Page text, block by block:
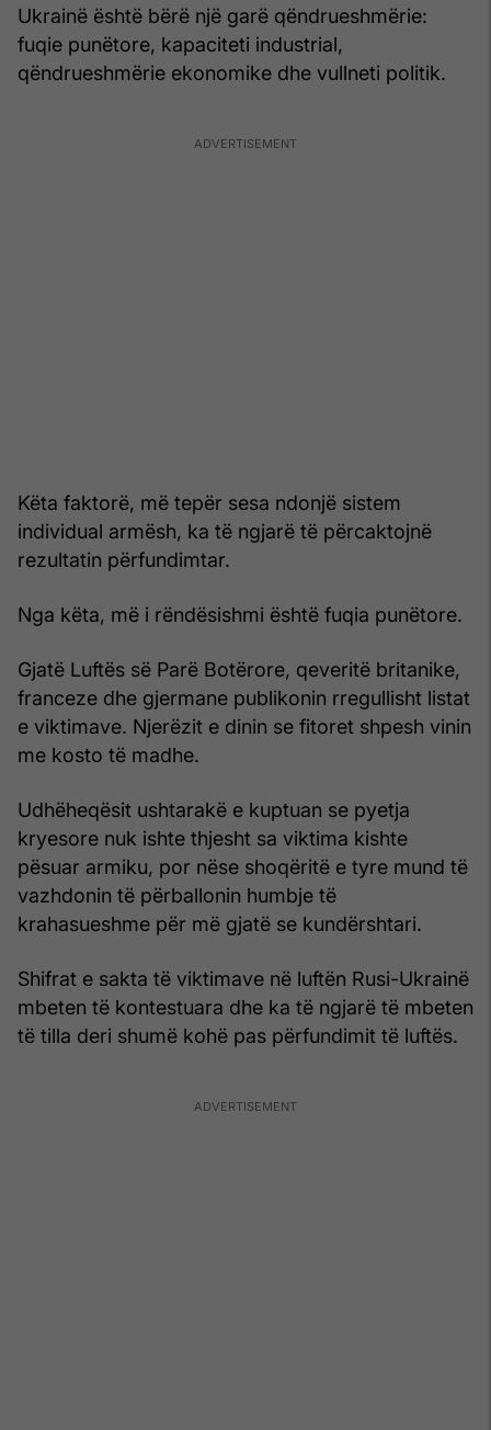
Ukrainë është bërë një garë qëndrueshmërie:
fuqie punëtore, kapaciteti industrial,
qëndrueshmërie ekonomike dhe vullneti politik.
Këta faktorë, më tepër sesa ndonjë sistem
individual armësh, ka të ngjarë të përcaktojnë
rezultatin përfundimtar.
Nga këta, më i rëndësishmi është fuqia punëtore.
Gjatë Luftës së Parë Botërore, qeveritë britanike,
franceze dhe gjermane publikonin rregullisht listat
e viktimave. Njerëzit e dinin se fitoret shpesh vinin
me kosto të madhe.
Udhëheqësit ushtarakë e kuptuan se pyetja
kryesore nuk ishte thjesht sa viktima kishte
pësuar armiku, por nëse shoqëritë e tyre mund të
vazhdonin të përballonin humbje të
krahasueshme për më gjatë se kundërshtari.
Shifrat e sakta të viktimave në luftën Rusi-Ukrainë
mbeten të kontestuara dhe ka të ngjarë të mbeten
të tilla deri shumë kohë pas përfundimit të luftës.